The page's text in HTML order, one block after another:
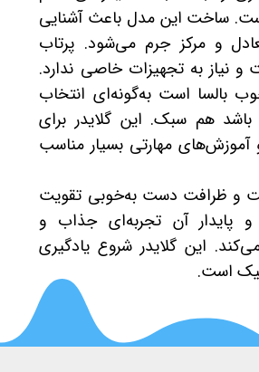
ساخت این مدل باعث آشنایی
و مرکز جرم می‌شود. پرتاب
نیاز به تجهیزات خاصی ندارد.
بالسا است به‌گونه‌ای انتخاب
هم سبک. این گلایدر برای
آموزش‌های مهارتی بسیار مناسب
و ظرافت دست به‌خوبی تقویت
و پایدار آن تجربه‌ای جذاب و
این گلایدر شروع یادگیری
است.